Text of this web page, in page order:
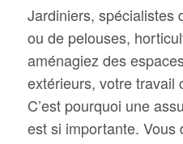
Jardiniers, spécialistes
ou de pelouses,
aménagiez des
extérieurs, votre travail
C’est pourquoi une
est si importante. Vous